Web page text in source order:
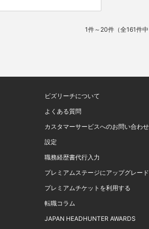
1件～20件（全161件
ビズリーチについて
よくある質問
カスタマーサービスへのお問い合わせ
設定
職務経歴書代行入力
プレミアムステージにアップグレード
プレミアムチケットを利用する
転職コラム
JAPAN HEADHUNTER AWARDS